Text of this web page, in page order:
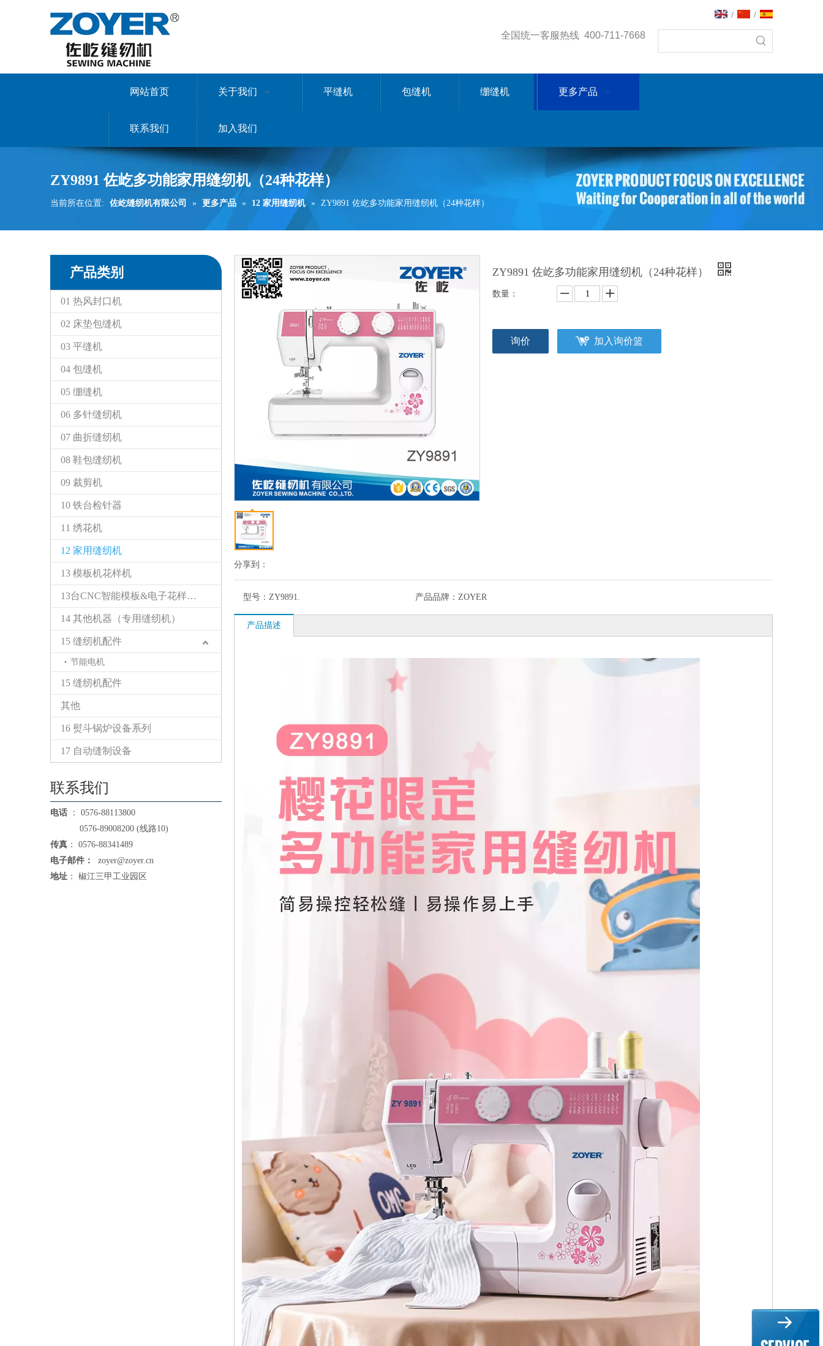
/ /
全国统一客服热线 400-711-7668
网站首页 关于我们 平缝机 包缝机 绷缝机 更多产品
联系我们 加入我们
ZY9891 佐屹多功能家用缝纫机（24种花样）
当前所在位置: 佐屹缝纫机有限公司 » 更多产品 » 12 家用缝纫机 » ZY9891 佐屹多功能家用缝纫机（24种花样）
产品类别
01 热风封口机
02 床垫包缝机
03 平缝机
04 包缝机
05 绷缝机
06 多针缝纫机
07 曲折缝纫机
08 鞋包缝纫机
09 裁剪机
10 铁台检针器
11 绣花机
12 家用缝纫机
13 模板机花样机
13台CNC智能模板&电子花样缝纫机
14 其他机器（专用缝纫机）
15 缝纫机配件
节能电机
15 缝纫机配件
其他
16 熨斗锅炉设备系列
17 自动缝制设备
联系我们
电话 ： 0576-88113800
0576-89008200 (线路10)
传真 ： 0576-88341489
电子邮件：
zoyer@zoyer.cn
地址 ： 椒江三甲工业园区
分享到：
ZY9891 佐屹多功能家用缝纫机（24种花样）
数量：
询价 加入询价篮
型号： ZY9891. 产品品牌： ZOYER
产品描述